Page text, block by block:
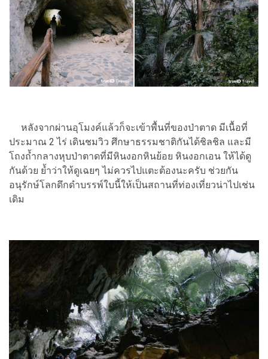
หลังจากผ่านอุโมงค์แล้วก็จะเข้าพื้นที่ของป่าตาด มีเนื้อที่
ประมาณ 2 ไร่ เดินชมวิว ศึกษาธรรมชาติกันได้ชิลชิล และมี
โถงถ้ำกลางหุบป่าตาดที่มีหินงอกหินย้อย หินงอกเอน ให้ได้ดู
กันด้วย ย้ำว่าให้ดูเฉยๆ ไม่ควรไปแตะต้องนะครับ ช่วยกัน
อนุรักษ์โลกดึกดำบรรพ์ใบนี้ให้เป็นสถานที่ท่องเที่ยวน่าไปเช่น
เดิม